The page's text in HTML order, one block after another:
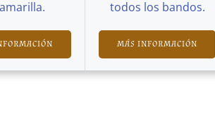
todos los bandos.
MÁS INFORMACIÓN